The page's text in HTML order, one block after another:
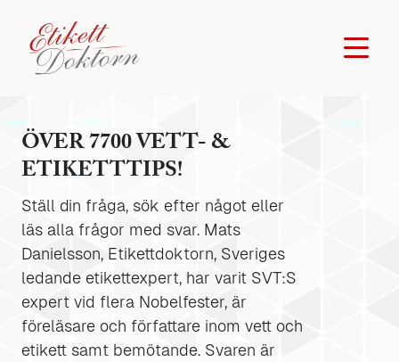
ÖVER 7700 VETT- &
ETIKETTTIPS!
Ställ din fråga, sök efter något eller
läs alla frågor med svar. Mats
Danielsson, Etikettdoktorn, Sveriges
ledande etikettexpert, har varit SVT:S
expert vid flera Nobelfester, är
föreläsare och författare inom vett och
etikett samt bemötande. Svaren är